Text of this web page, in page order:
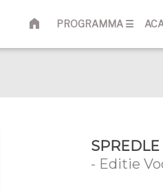
HOMEPROGRAMMA ☰
- Editie